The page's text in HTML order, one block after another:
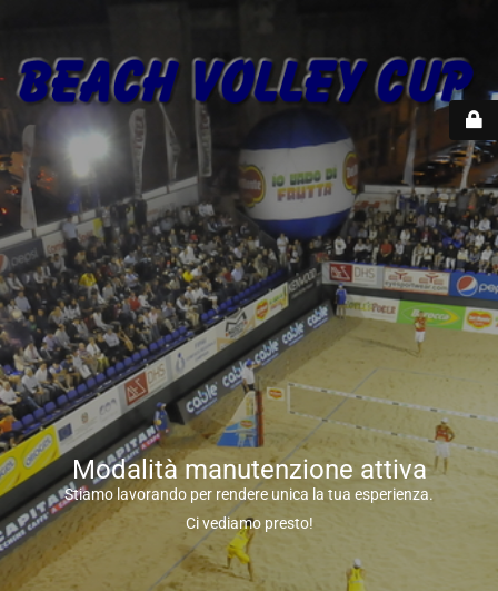
Modalità manutenzione attiva
Stiamo lavorando per rendere unica la tua esperienza.
Ci vediamo presto!